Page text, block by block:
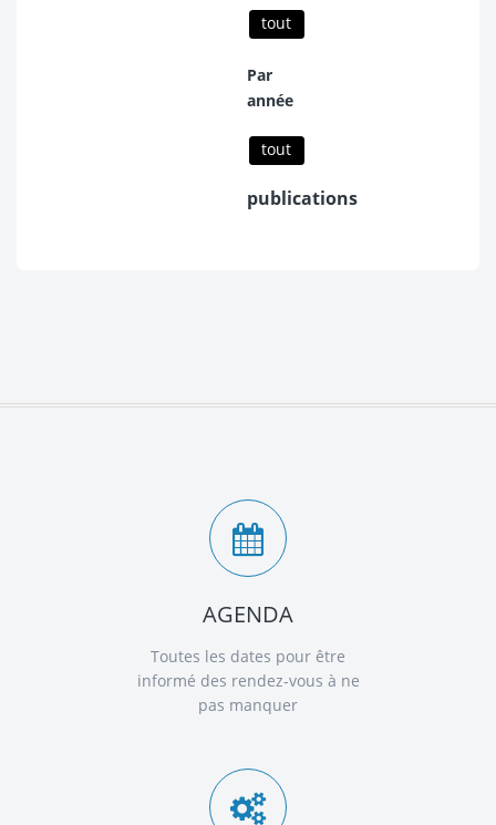
AGENDA
Toutes les dates pour être
informé des rendez-vous à ne
pas manquer